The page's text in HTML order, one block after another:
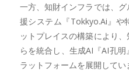
一方、知財インフラでは、
援システム『Tokkyo.Ai』や
ットプレイスの構築により
らを統合し、生成AI『AI孔
ラットフォームを展開してい